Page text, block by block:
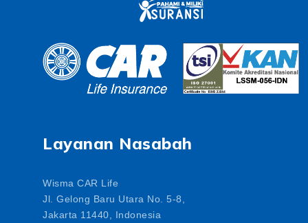
Layanan Nasabah
Wisma CAR Life
Jl. Gelong Baru Utara No. 5-8,
Jakarta 11440, Indonesia